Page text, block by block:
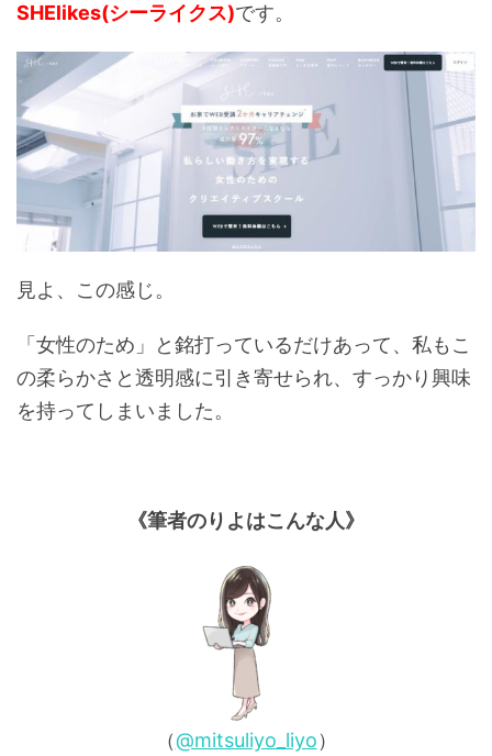
SHElikes(シーライクス)です。
見よ、この感じ。
「女性のため」と銘打っているだけあって、私もこ
の柔らかさと透明感に引き寄せられ、すっかり興味
を持ってしまいました。
《筆者のりよはこんな人》
（@mitsuliyo_liyo）